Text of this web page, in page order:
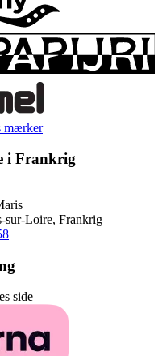
mærker
i Frankrig
sur-Loire, Frankrig
side